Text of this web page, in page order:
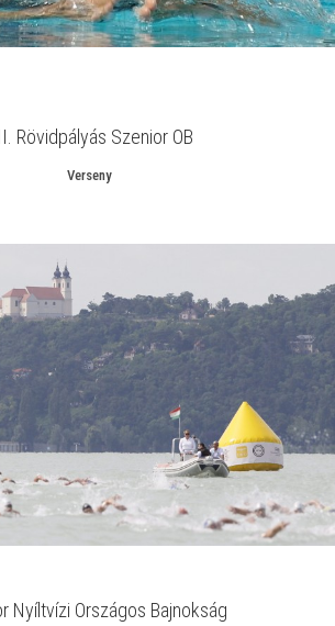
Rövidpályás Szenior OB
Verseny
Nyíltvízi Országos Bajnokság